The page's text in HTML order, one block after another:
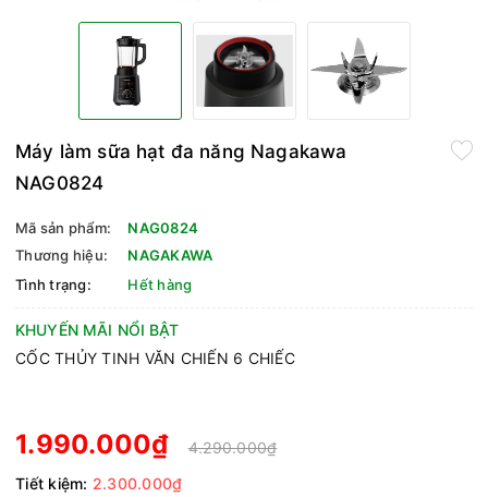
Máy làm sữa hạt đa năng Nagakawa
NAG0824
Mã sản phẩm:
NAG0824
Thương hiệu:
NAGAKAWA
Tình trạng:
Hết hàng
KHUYẾN MÃI NỔI BẬT
CỐC THỦY TINH VĂN CHIẾN 6 CHIẾC
1.990.000₫
4.290.000₫
Tiết kiệm: 2.300.000₫